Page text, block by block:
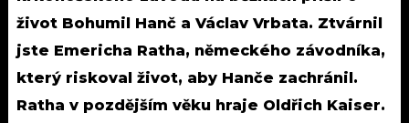
život Bohumil Hanč a Václav Vrbata. Ztvárnil
jste Emericha Ratha, německého závodníka,
který riskoval život, aby Hanče zachránil.
Ratha v pozdějším věku hraje Oldřich Kaiser.